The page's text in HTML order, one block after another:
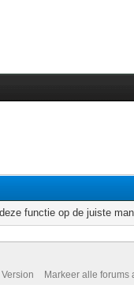
functie op de juiste
Markeer alle forums